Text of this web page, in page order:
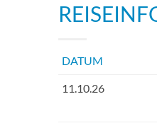
DATUM
11.10.26